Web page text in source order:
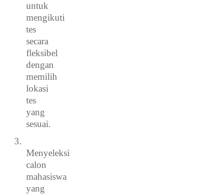
untuk
mengikuti
tes
secara
fleksibel
dengan
memilih
lokasi
tes
yang
sesuai.
3.
Menyeleksi
calon
mahasiswa
yang